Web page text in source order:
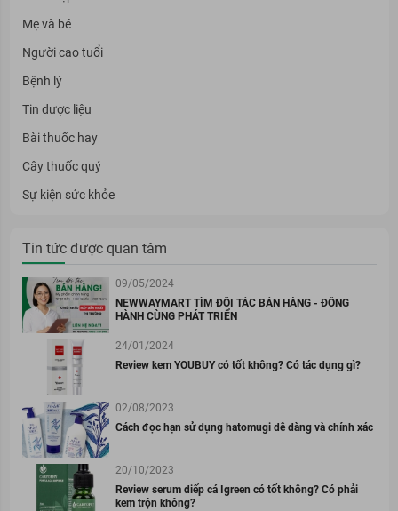
Mẹ và bé
Người cao tuổi
Bệnh lý
Tin dược liệu
Bài thuốc hay
Cây thuốc quý
Sự kiện sức khỏe
Tin tức được quan tâm
09/05/2024
NEWWAYMART TÌM ĐỐI TÁC BÁN HÀNG - ĐỒNG
HÀNH CÙNG PHÁT TRIỂN
24/01/2024
Review kem YOUBUY có tốt không? Có tác dụng gì?
02/08/2023
Cách đọc hạn sử dụng hatomugi dễ dàng và chính xác
20/10/2023
Review serum diếp cá Igreen có tốt không? Có phải
kem trộn không?